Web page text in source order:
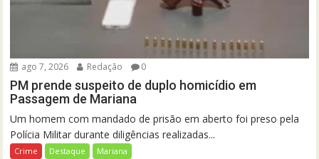
ago 7, 2026 Redação 0
PM prende suspeito de duplo homicídio em
Passagem de Mariana
Um homem com mandado de prisão em aberto foi preso pela
Polícia Militar durante diligências realizadas...
Crime Destaque Mariana